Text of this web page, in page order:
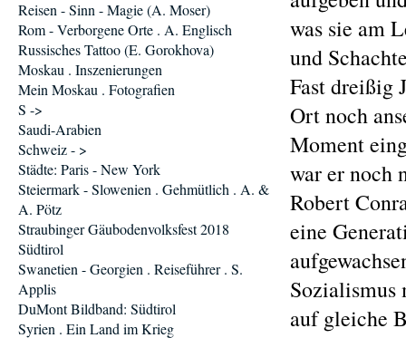
was sie am
und
Fast dreißig
Ort noch
Moment
war er noch
Robert
eine
Sozialismus
auf gleiche
Reisen - Sinn - Magie (A. Moser)
Rom - Verborgene Orte . A. Englisch
Russisches Tattoo (E. Gorokhova)
Moskau . Inszenierungen
Mein Moskau . Fotografien
S ->
Saudi-Arabien
Schweiz - >
Städte: Paris - New York
Steiermark - Slowenien . Gehmütlich . A. &
A. Pötz
Straubinger Gäubodenvolksfest 2018
Südtirol
Swanetien - Georgien . Reiseführer . S.
Applis
DuMont Bildband: Südtirol
Syrien . Ein Land im Krieg